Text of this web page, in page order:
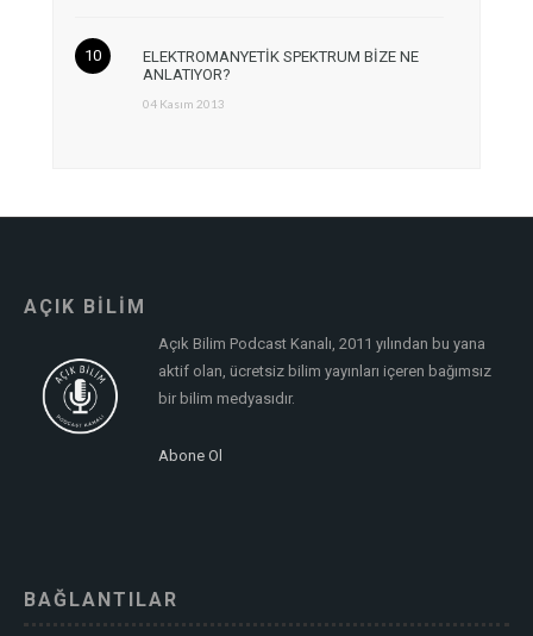
ELEKTROMANYETİK SPEKTRUM BİZE NE
ANLATIYOR?
04 Kasım 2013
AÇIK BİLİM
Açık Bilim Podcast Kanalı, 2011 yılından bu yana
aktif olan, ücretsiz bilim yayınları içeren bağımsız
bir bilim medyasıdır.
Abone Ol
BAĞLANTILAR